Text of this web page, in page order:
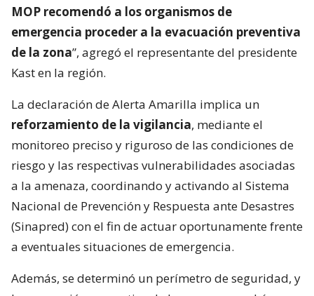
MOP recomendó a los organismos de
emergencia proceder a la evacuación preventiva
de la zona”, agregó el representante del presidente
Kast en la región.
La declaración de Alerta Amarilla implica un
reforzamiento de la vigilancia, mediante el
monitoreo preciso y riguroso de las condiciones de
riesgo y las respectivas vulnerabilidades asociadas
a la amenaza, coordinando y activando al Sistema
Nacional de Prevención y Respuesta ante Desastres
(Sinapred) con el fin de actuar oportunamente frente
a eventuales situaciones de emergencia.
Además, se determinó un perímetro de seguridad, y